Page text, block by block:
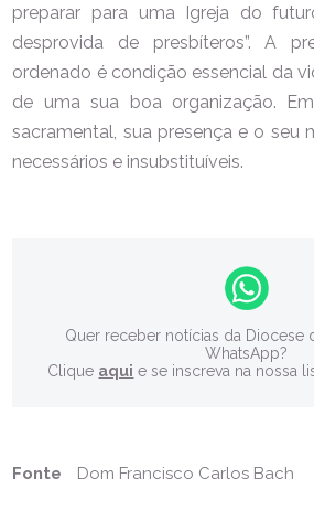
preparar para uma Igreja do
desprovida de presbíteros”. A
ordenado é condição essencial da
de uma sua boa organização.
sacramental, sua presença e o seu
necessários e insubstituíveis.
Quer receber notícias da Diocese
WhatsApp?
Clique aqui e se inscreva na nossa
Fonte Dom Francisco Carlos Bach